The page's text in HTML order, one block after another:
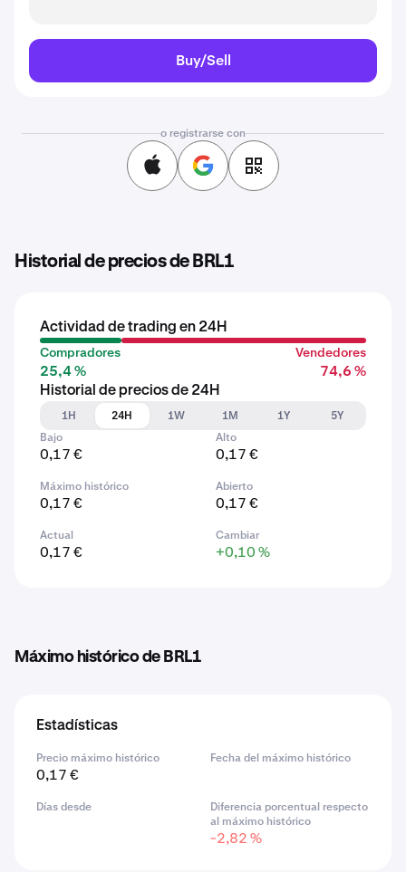
Buy/Sell
o registrarse con
Historial de precios de BRL1
Actividad de trading en 24H
Compradores
25,4 %
Vendedores
74,6 %
Historial de precios de 24H
1H
24H 1W 1M 1Y
5Y
Bajo
0,17 €
Alto
0,17 €
Máximo histórico
0,17 €
Abierto
0,17 €
Actual
0,17 €
Cambiar
+0,10 %
Máximo histórico de BRL1
Estadísticas
Precio máximo histórico
0,17 €
Fecha del máximo histórico
Días desde
Diferencia porcentual respecto
al máximo histórico
-2,82 %